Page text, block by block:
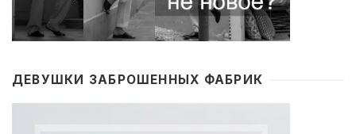
ДЕВУШКИ ЗАБРОШЕННЫХ ФАБРИК